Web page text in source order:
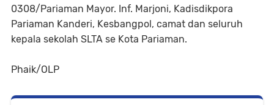
0308/Pariaman Mayor. Inf. Marjoni, Kadisdikpora
Pariaman Kanderi, Kesbangpol, camat dan seluruh
kepala sekolah SLTA se Kota Pariaman.
Phaik/OLP